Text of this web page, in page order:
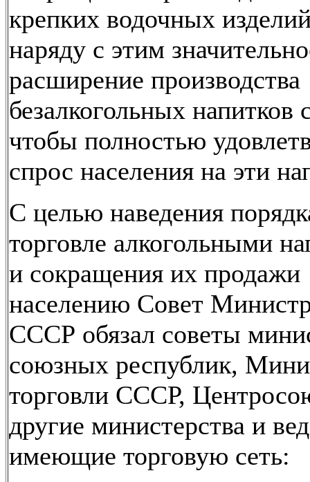
крепких водочных
наряду с этим
расширение производства
безалкогольных напитков
чтобы полностью
спрос населения на эти
С целью наведения
торговле алкогольными
и сокращения их продажи
населению Совет
СССР обязал советы
союзных республик,
торговли СССР,
другие министерства и
имеющие торговую сеть: